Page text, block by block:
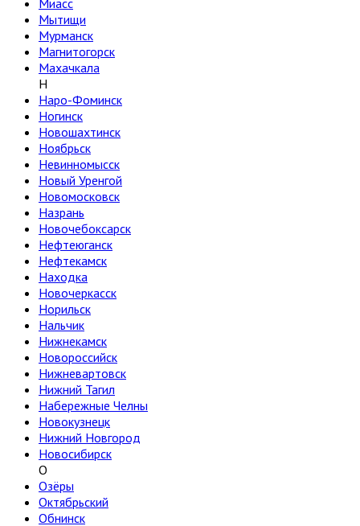
Миасс
Мытищи
Мурманск
Магнитогорск
Махачкала
Н
Наро-Фоминск
Ногинск
Новошахтинск
Ноябрьск
Невинномысск
Новый Уренгой
Новомосковск
Назрань
Новочебоксарск
Нефтеюганск
Нефтекамск
Находка
Новочеркасск
Норильск
Нальчик
Нижнекамск
Новороссийск
Нижневартовск
Нижний Тагил
Набережные Челны
Новокузнецк
Нижний Новгород
Новосибирск
О
Озёры
Октябрьский
Обнинск